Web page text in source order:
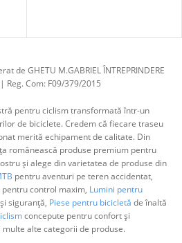
de GHETU M.GABRIEL ÎNTREPRINDERE
Reg. Com: F09/379/2015
pentru ciclism transformată într-un
de biciclete. Credem că fiecare traseu
merită echipament de calitate. Din
românească produse premium pentru
și alege din varietatea de produse din
pentru aventuri pe teren accidentat,
control maxim, Lumini pentru
siguranță, Piese pentru bicicletă de înaltă
concepute pentru confort și
alte categorii de produse.